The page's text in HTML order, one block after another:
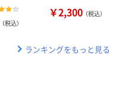
（税込）
￥2,300 （税込）
ランキングをもっと見る